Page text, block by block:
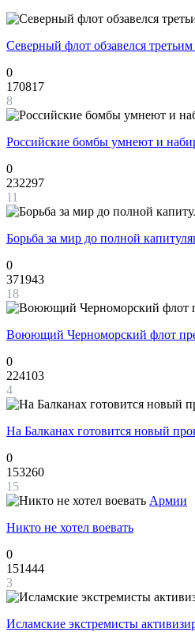
Северный флот обзавелся
0
170817
8
Российские бомбы умнеют и
0
232297
11
Борьба за мир до полной
0
371943
18
Воюющий Черноморский флот
0
224103
4
На Балканах готовится новый
0
153260
15
Армии
Никто не хотел воевать
0
151444
3
Исламские экстремисты